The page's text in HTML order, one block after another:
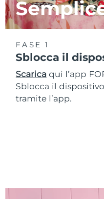
FASE 1
Sblocca il
Scarica qui l’app
Sblocca il
tramite l’app.